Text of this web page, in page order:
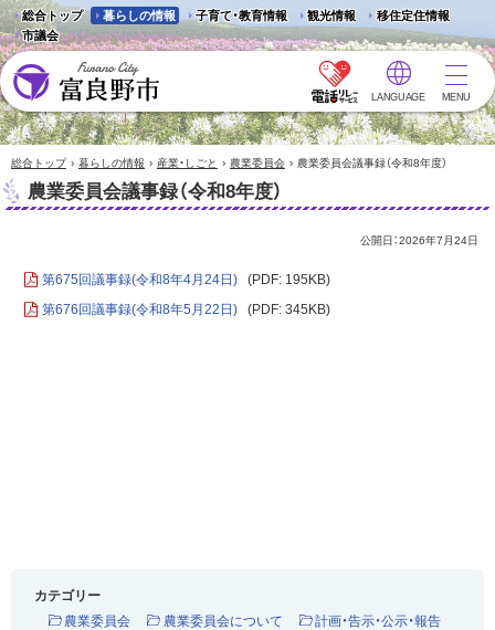
総合トップ 暮らしの情報 子育て・教育情報 観光情報
移住定住情報
市議会
富良野市 - Frano City
LANGUAGE MENU
総合トップ › 暮らしの情報 › 産業・しごと › 農業委員会 › 農業委員会議事録（令和8年度）
農業委員会議事録（令和8年度）
公開日：2026年7月24日
第675回議事録(令和8年4月24日)
(PDF: 195KB)
第676回議事録(令和8年5月22日)
(PDF: 345KB)
カテゴリー
農業委員会
農業委員会について 計画・告示・公示・報告